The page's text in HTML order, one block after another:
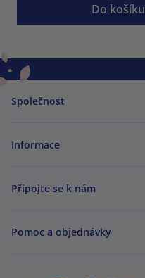
Do košíku
Společnost
Informace
Připojte se k nám
Pomoc a objednávky